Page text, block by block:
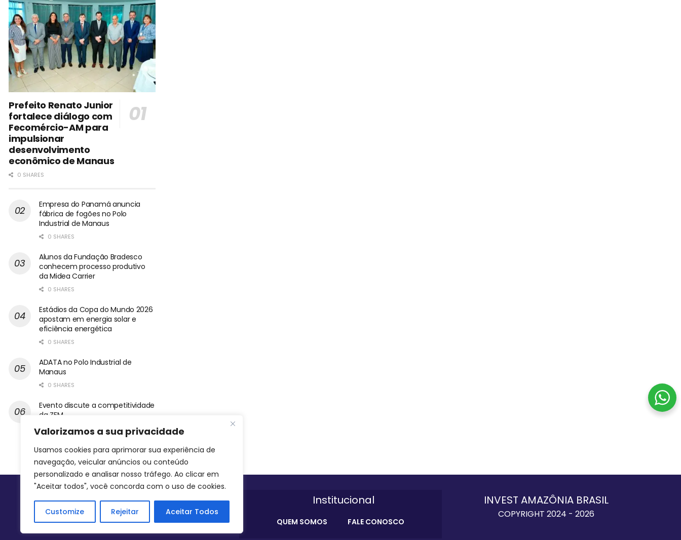
Valorizamos a sua privacidade
Usamos cookies para aprimorar sua experiência de
navegação, veicular anúncios ou conteúdo
personalizado e analisar nosso tráfego. Ao clicar em
"Aceitar todos", você concorda com o uso de cookies.
Customize Rejeitar Aceitar Todos
Prefeito Renato Junior
fortalece diálogo com
Fecomércio-AM para
impulsionar
desenvolvimento
econômico de Manaus
0 SHARES
Empresa do Panamá anuncia
fábrica de fogões no Polo
Industrial de Manaus
0 SHARES
Alunos da Fundação Bradesco
conhecem processo produtivo
da Midea Carrier
0 SHARES
Estádios da Copa do Mundo 2026
apostam em energia solar e
eficiência energética
0 SHARES
ADATA no Polo Industrial de
Manaus
0 SHARES
Evento discute a competitividade
da ZFM
0 SHARES
Siga-nos Institucional
QUEM SOMOS FALE CONOSCO
INVEST AMAZÔNIA BRASIL
COPYRIGHT 2024 - 2026